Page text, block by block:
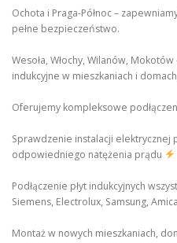
Ochota i Praga-Północ –
pełne bezpieczeństwo.
Wesoła, Włochy, Wilanów,
indukcyjne w mieszkaniach i
Oferujemy kompleksowe
Sprawdzenie instalacji
odpowiedniego natężenia prądu
Podłączenie płyt indukcyjnych
Siemens, Electrolux, Samsung,
Montaż w nowych mieszkaniach,